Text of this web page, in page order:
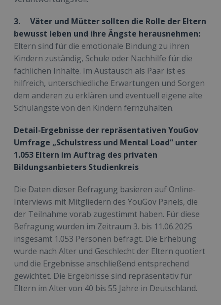
3. Väter und Mütter sollten die Rolle der Eltern
bewusst leben und ihre Ängste herausnehmen:
Eltern sind für die emotionale Bindung zu ihren
Kindern zuständig, Schule oder Nachhilfe für die
fachlichen Inhalte. Im Austausch als Paar ist es
hilfreich, unterschiedliche Erwartungen und Sorgen
dem anderen zu erklären und eventuell eigene alte
Schulängste von den Kindern fernzuhalten.
Detail-Ergebnisse der repräsentativen YouGov
Umfrage „Schulstress und Mental Load“ unter
1.053 Eltern im Auftrag des privaten
Bildungsanbieters Studienkreis
Die Daten dieser Befragung basieren auf Online-
Interviews mit Mitgliedern des YouGov Panels, die
der Teilnahme vorab zugestimmt haben. Für diese
Befragung wurden im Zeitraum 3. bis 11.06.2025
insgesamt 1.053 Personen befragt. Die Erhebung
wurde nach Alter und Geschlecht der Eltern quotiert
und die Ergebnisse anschließend entsprechend
gewichtet. Die Ergebnisse sind repräsentativ für
Eltern im Alter von 40 bis 55 Jahre in Deutschland.